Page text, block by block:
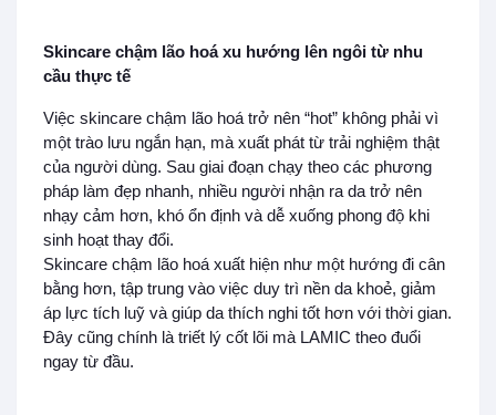
Skincare chậm lão hoá xu hướng lên ngôi từ nhu
cầu thực tế
Việc skincare chậm lão hoá trở nên “hot” không phải vì
một trào lưu ngắn hạn, mà xuất phát từ trải nghiệm thật
của người dùng. Sau giai đoạn chạy theo các phương
pháp làm đẹp nhanh, nhiều người nhận ra da trở nên
nhạy cảm hơn, khó ổn định và dễ xuống phong độ khi
sinh hoạt thay đổi.
Skincare chậm lão hoá xuất hiện như một hướng đi cân
bằng hơn, tập trung vào việc duy trì nền da khoẻ, giảm
áp lực tích luỹ và giúp da thích nghi tốt hơn với thời gian.
Đây cũng chính là triết lý cốt lõi mà LAMIC theo đuổi
ngay từ đầu.